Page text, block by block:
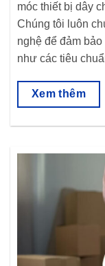
móc thiết bị dây
Chúng tôi luôn
nghệ để đảm
như các tiêu
Xem thêm